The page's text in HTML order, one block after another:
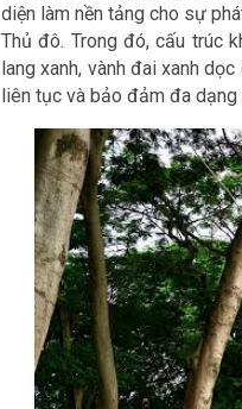
diện làm nền tảng cho sự
Thủ đô. Trong đó, cấu trúc
lang xanh, vành đai xanh
liên tục và bảo đảm đa dạng